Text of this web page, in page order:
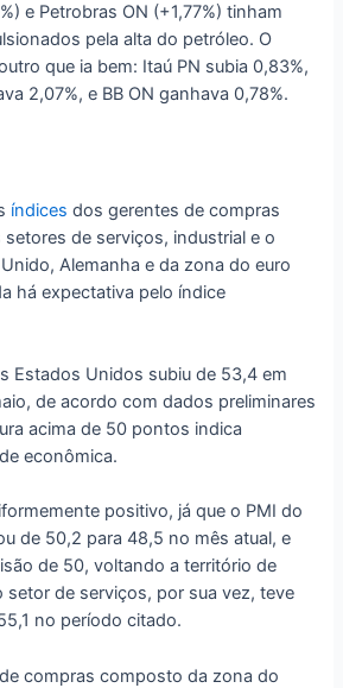
e Petrobras ON (+1,77%) tinham
pela alta do petróleo. O
que ia bem: Itaú PN subia 0,83%,
2,07%, e BB ON ganhava 0,78%.
índices dos gerentes de compras
setores de serviços, industrial e o
Alemanha e da zona do euro
há expectativa pelo índice
Estados Unidos subiu de 53,4 em
de acordo com dados preliminares
acima de 50 pontos indica
econômica.
positivo, já que o PMI do
de 50,2 para 48,5 no mês atual, e
de 50, voltando a território de
setor de serviços, por sua vez, teve
no período citado.
compras composto da zona do